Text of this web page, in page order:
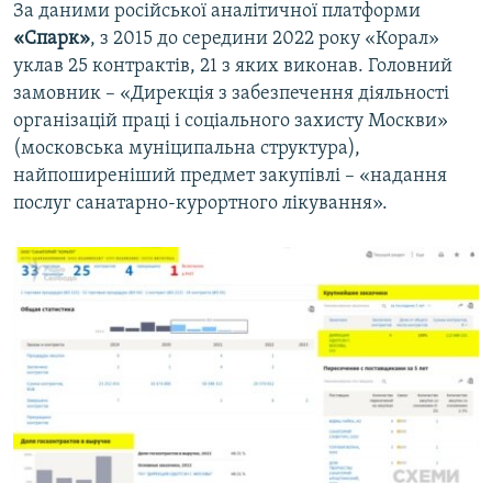
За даними російської аналітичної платформи
«Спарк», з 2015 до середини 2022 року «Корал»
уклав 25 контрактів, 21 з яких виконав. Головний
замовник – «Дирекція з забезпечення діяльності
організацій праці і соціального захисту Москви»
(московська муніципальна структура),
найпоширеніший предмет закупівлі – «надання
послуг санатарно-курортного лікування».